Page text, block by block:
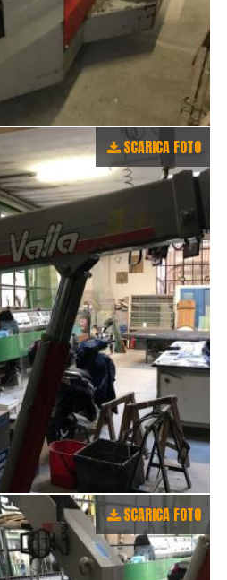
SCARICA FOTO
SCARICA FOTO